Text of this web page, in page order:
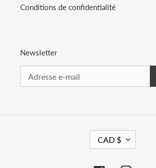
Conditions de confidentialité
Newsletter
CAD $